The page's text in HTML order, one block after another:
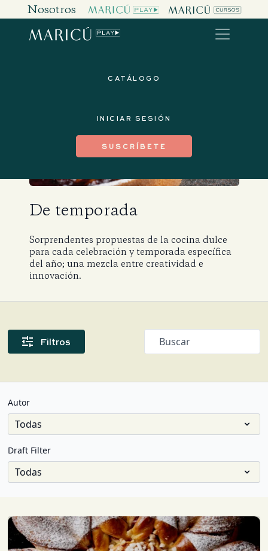
Nosotros
CATÁLOGO
INICIAR SESIÓN
SUSCRÍBETE
De temporada
Sorprendentes propuestas de la cocina dulce
para cada celebración y temporada específica
del año; una mezcla entre creatividad e
innovación.
Filtros
Autor
Draft Filter